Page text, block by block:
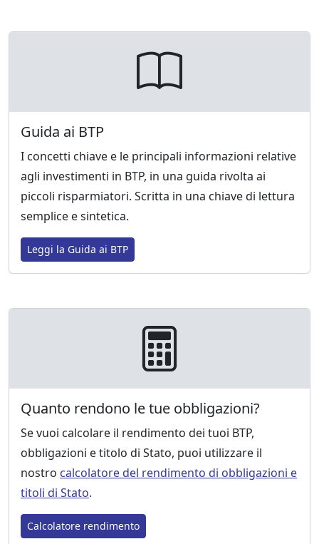
Guida ai BTP
I concetti chiave e le principali informazioni relative
agli investimenti in BTP, in una guida rivolta ai
piccoli risparmiatori. Scritta in una chiave di lettura
semplice e sintetica.
Leggi la Guida ai BTP
Quanto rendono le tue obbligazioni?
Se vuoi calcolare il rendimento dei tuoi BTP,
obbligazioni e titolo di Stato, puoi utilizzare il
nostro calcolatore del rendimento di obbligazioni e
titoli di Stato.
Calcolatore rendimento